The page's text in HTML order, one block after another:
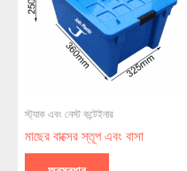
স্ট্যাক এবং নেস্ট কন্টেইনার
মাছের বাক্সের স্তূপ এবং বাসা